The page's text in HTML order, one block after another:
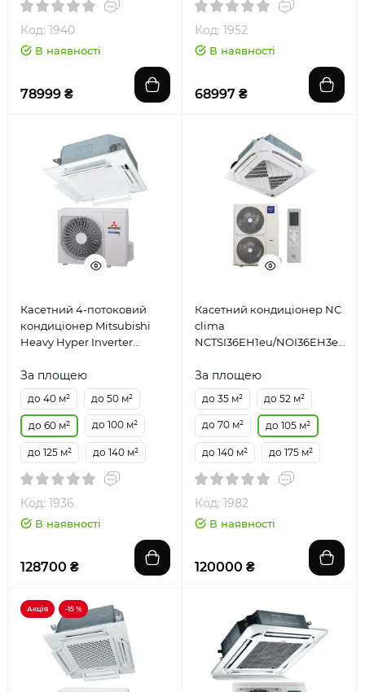
Код: 1940
В наявності
78999 ₴
Код: 1952
В наявності
68997 ₴
Касетний 4-потоковий
кондиціонер Mitsubishi
Heavy Hyper Inverter
За площею
до 40 м² до 50 м²
до 60 м² до 100 м²
до 125 м² до 140 м²
Код: 1936
В наявності
128700 ₴
Касетний кондиціонер NC
clima
NCTSI36EH1eu/NOI36EH3eu/
За площею
до 35 м² до 52 м²
до 70 м² до 105 м²
до 140 м² до 175 м²
Код: 1982
В наявності
120000 ₴
Акція -15 %